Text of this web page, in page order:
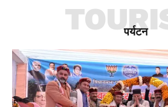
पर्यटन